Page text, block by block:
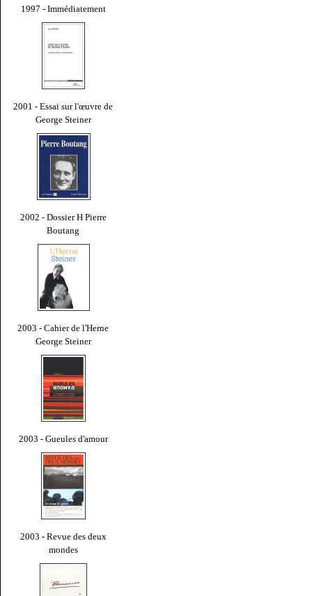
1997 - Immédiatement
2001 - Essai sur l'œuvre de
George Steiner
2002 - Dossier H Pierre
Boutang
2003 - Cahier de l'Herne
George Steiner
2003 - Gueules d'amour
2003 - Revue des deux
mondes